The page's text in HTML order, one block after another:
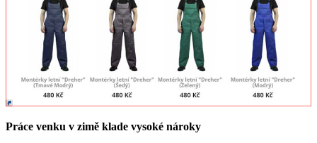
Práce venku v zimě klade vysoké nároky